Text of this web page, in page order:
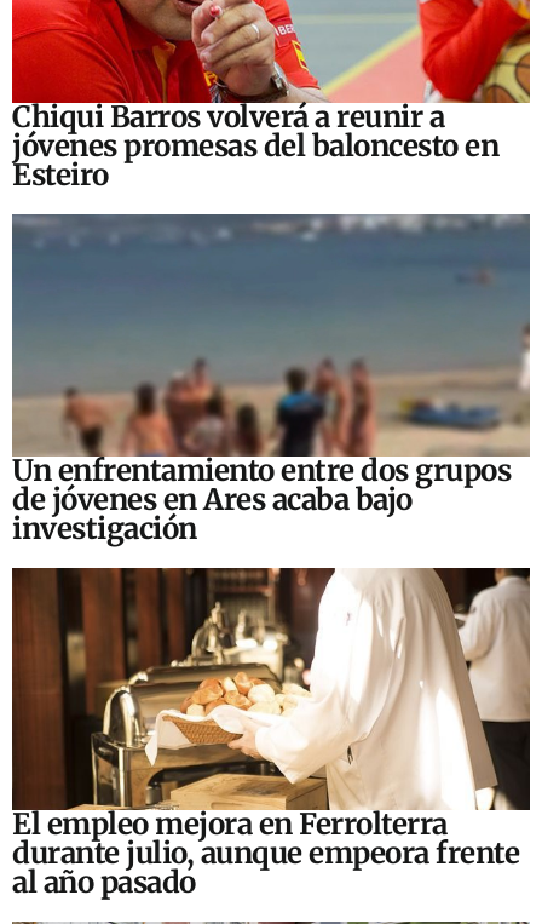
Chiqui Barros volverá a reunir a
jóvenes promesas del baloncesto en
Esteiro
Un enfrentamiento entre dos grupos
de jóvenes en Ares acaba bajo
investigación
El empleo mejora en Ferrolterra
durante julio, aunque empeora frente
al año pasado